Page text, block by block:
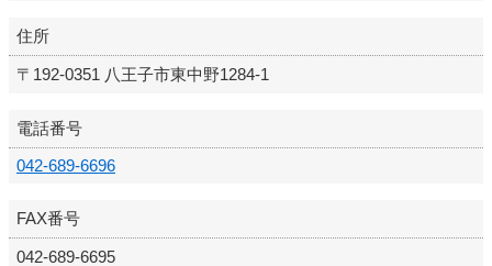
住所
〒192-0351 八王子市東中野1284-1
電話番号
042-689-6696
FAX番号
042-689-6695